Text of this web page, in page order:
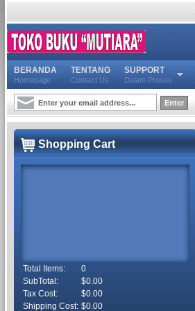
BERANDA
Homepage
TENTANG
Contact Us
SUPPORT
Dalam Proses
Shopping Cart
Total Items:
0
SubTotal:
$0.00
Tax Cost:
$0.00
Shipping Cost: $0.00